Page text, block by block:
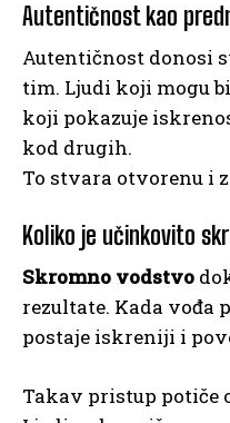
Autentičnost kao
Autentičnost donosi
tim. Ljudi koji mogu
koji pokazuje
kod drugih.
To stvara otvorenu i
Koliko je učinkovito
Skromno vodstvo
rezultate. Kada vođa
postaje iskreniji i
Takav pristup